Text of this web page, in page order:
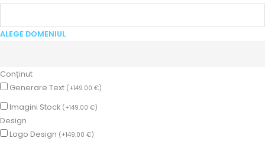
ALEGE DOMENIUL
Conținut
Generare Text (+149.00 €)
Imagini Stock (+149.00 €)
Design
Logo Design (+149.00 €)